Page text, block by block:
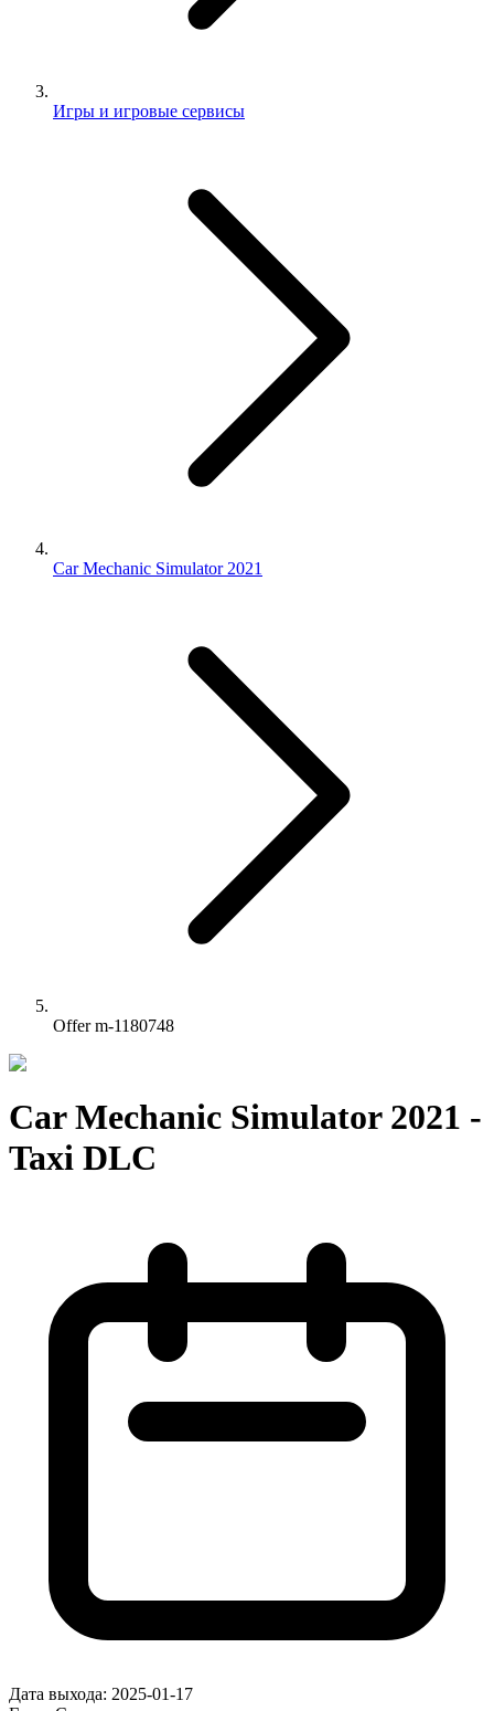
Игры и игровые сервисы
Car Mechanic Simulator 2021
Offer m-1180748
Car Mechanic Simulator 2021 -
Taxi DLC
Дата выхода: 2025-01-17